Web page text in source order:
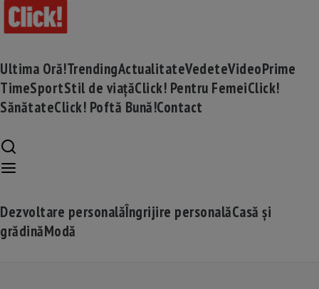
Ultima Oră!TrendingActualitateVedeteVideoPrime
TimeSportStil de viațăClick! Pentru FemeiClick!
SănătateClick! Poftă Bună!Contact
Dezvoltare personalăÎngrijire personalăCasă și
grădinăModă